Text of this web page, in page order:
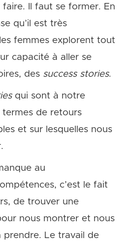
Il faut se former. En
qu’il est très
femmes explorent tout
capacité à aller se
des success stories.
qui sont à notre
de retours
et sur lesquelles nous
au
c’est le fait
de trouver une
nous montrer et nous
prendre. Le travail de